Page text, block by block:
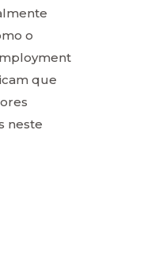
o
que
neste